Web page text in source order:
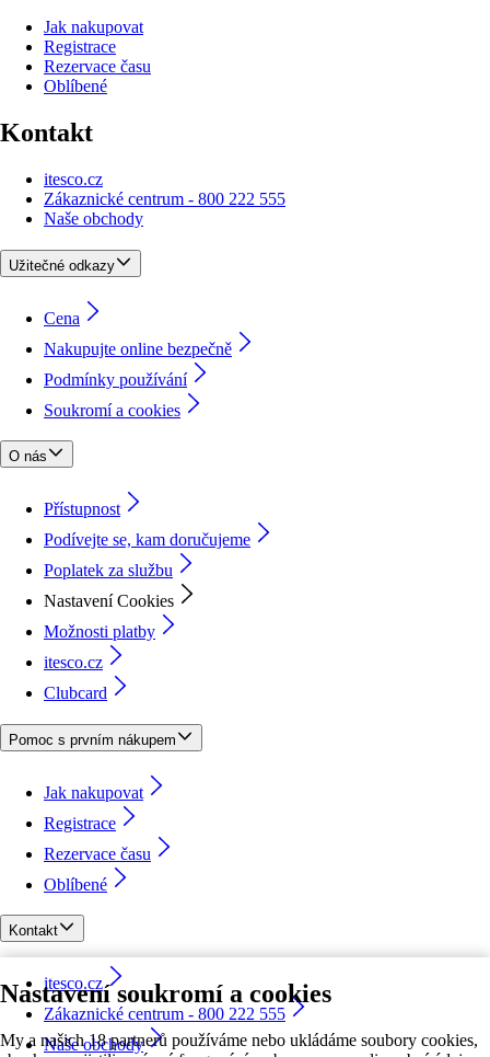
Nastavení soukromí a cookies
My a našich 18 partnerů používáme nebo ukládáme soubory cookies,
Jak nakupovat
Registrace
Rezervace času
Oblíbené
Kontakt
itesco.cz
Zákaznické centrum - 800 222 555
Naše obchody
Užitečné odkazy
Cena
Nakupujte online bezpečně
Podmínky používání
Soukromí a cookies
O nás
Přístupnost
Podívejte se, kam doručujeme
Poplatek za službu
Nastavení Cookies
Možnosti platby
itesco.cz
Clubcard
Pomoc s prvním nákupem
Jak nakupovat
Registrace
Rezervace času
Oblíbené
Kontakt
itesco.cz
Zákaznické centrum - 800 222 555
Naše obchody